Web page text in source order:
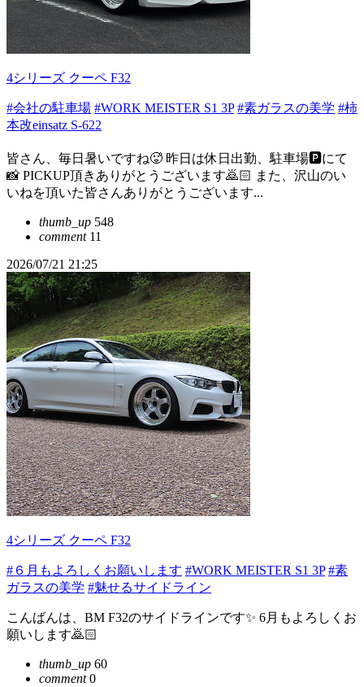
4シリーズ クーペ F32
#会社の駐車場 #WORK MEISTER S1 3P #素ガラスの美学 #柿
本改einsatz S-622
皆さん、毎日暑いですね🥵 昨日は休日出勤、駐車場🅿️にて
📸 PICKUP頂きありがとうございます🙇🏻 また、沢山のい
いねを頂いた皆さんありがとうございます...
thumb_up 548
comment11
2026/07/21 21:25
4シリーズ クーペ F32
#６月もよろしくお願いします #WORK MEISTER S1 3P #素
ガラスの美学 #魅せるサイドライン
こんばんは、BM F32のサイドラインです✨ 6月もよろしくお
願いします🙇🏻
thumb_up 60
comment0